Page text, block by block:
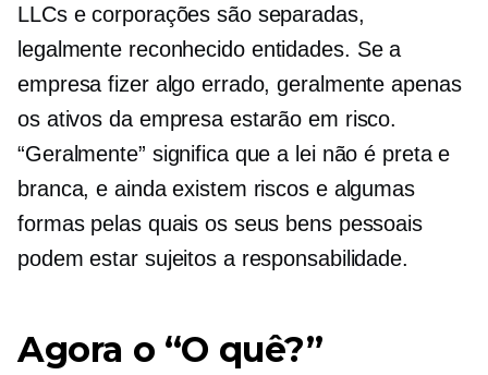
LLCs e corporações são separadas,
legalmente reconhecidoentidades. Se a
empresa fizer algo errado, geralmente apenas
os ativos da empresa estarão em risco.
“Geralmente” significa que a lei não é preta e
branca, e ainda existem riscos e algumas
formas pelas quais os seus bens pessoais
podem estar sujeitos a responsabilidade.
Agora o “O quê?”